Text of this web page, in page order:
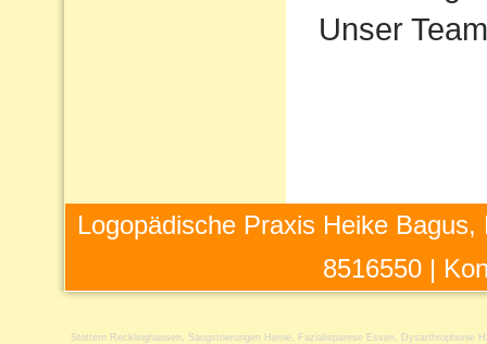
Unser
Logopädische Praxis Heike
8516550 |
Stottern Recklinghausen Saugstoerungen Herne Fazialisparese Essen
Dysarthrophonie